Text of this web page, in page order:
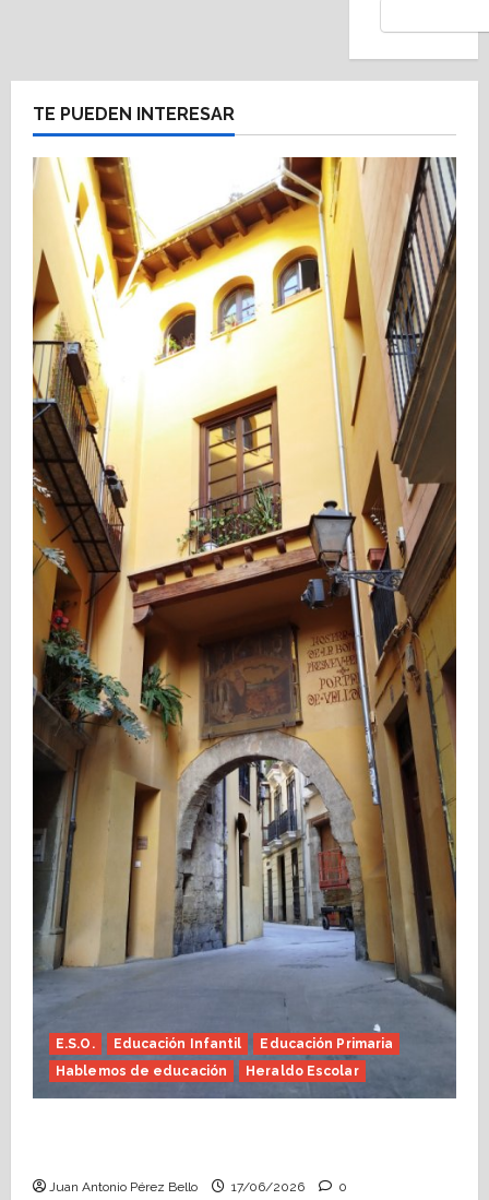
TE PUEDEN INTERESAR
E.S.O. Educación Infantil
Educación Primaria
Hablemos de educación
Heraldo Escolar
Juan Antonio Pérez Bello 17/06/2026 0